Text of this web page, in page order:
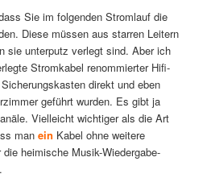
Sie im folgenden Stromlauf die
Diese müssen aus starren Leitern
sie unterputz verlegt sind. Aber ich
Stromkabel renommierter Hifi-
direkt und eben
geführt wurden. Es gibt ja
Vielleicht wichtiger als die Art
man ein Kabel ohne weitere
heimische Musik-Wiedergabe-